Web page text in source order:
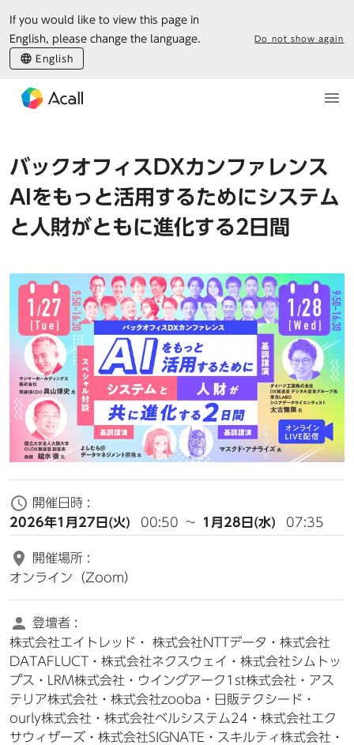
If you would like to view this page in
English, please change the language.
English
Do not show again
バックオフィスDXカンファレンス
AIをもっと活用するためにシステム
と人財がともに進化する2日間
開催日時 :
2026年1月27日(火)
00:50 ~ 1月28日(水) 07:35
開催場所 :
オンライン（Zoom）
登壇者 :
株式会社エイトレッド・ 株式会社NTTデータ・株式会社
DATAFLUCT・株式会社ネクスウェイ・株式会社シムトッ
プス・LRM株式会社・ウイングアーク1st株式会社・アス
テリア株式会社・株式会社zooba・日販テクシード・
ourly株式会社・株式会社ベルシステム24・株式会社エク
サウィザーズ・株式会社SIGNATE・スキルティ株式会社・